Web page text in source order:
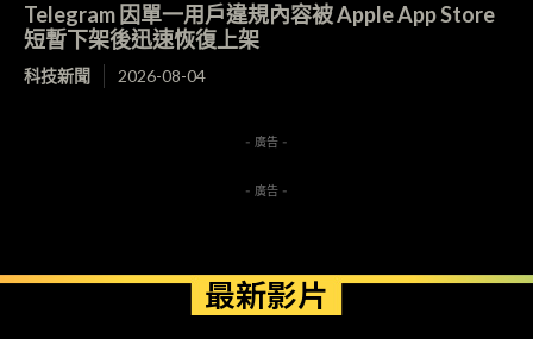
Telegram 因單一用戶違規內容被 Apple App Store
短暫下架後迅速恢復上架
科技新聞 2026-08-04
- 廣告 -
- 廣告 -
最新影片